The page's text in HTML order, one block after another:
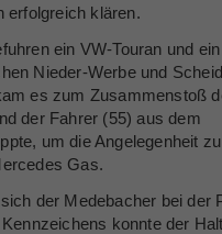
erfolgreich klären.
ein VW-Touran und ein
Nieder-Werbe und
es zum Zusammenstoß
der Fahrer (55) aus dem
um die Angelegenheit
Gas.
der Medebacher bei der
konnte der